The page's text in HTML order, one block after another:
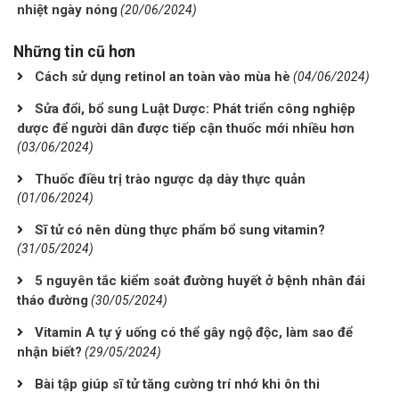
nhiệt ngày nóng (20/06/2024)
Những tin cũ hơn
Cách sử dụng retinol an toàn vào mùa hè (04/06/2024)
Sửa đổi, bổ sung Luật Dược: Phát triển công nghiệp
dược để người dân được tiếp cận thuốc mới nhiều hơn
(03/06/2024)
Thuốc điều trị trào ngược dạ dày thực quản
(01/06/2024)
Sĩ tử có nên dùng thực phẩm bổ sung vitamin?
(31/05/2024)
5 nguyên tắc kiểm soát đường huyết ở bệnh nhân đái
tháo đường (30/05/2024)
Vitamin A tự ý uống có thể gây ngộ độc, làm sao để
nhận biết? (29/05/2024)
Bài tập giúp sĩ tử tăng cường trí nhớ khi ôn thi